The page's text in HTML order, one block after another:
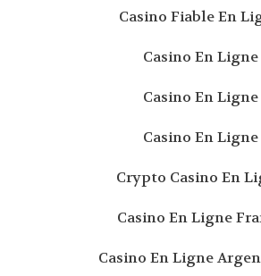
Casino Fiable En
Casino En Ligne
Casino En Ligne
Casino En Ligne
Crypto Casino En
Casino En Ligne
Casino En Ligne